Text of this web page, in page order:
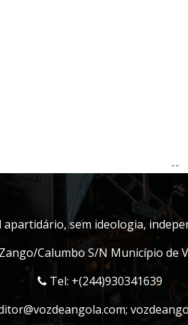
--
sem ideologia,
Calumbo S/N Município de
Tel: +(244)930341639
;